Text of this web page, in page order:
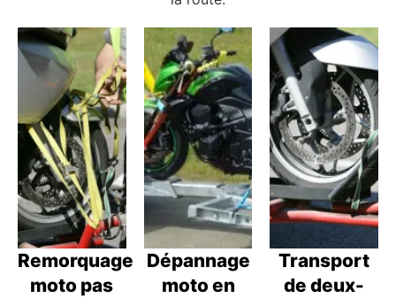
Remorquage
moto pas
Dépannage
moto en
Transport
de deux-